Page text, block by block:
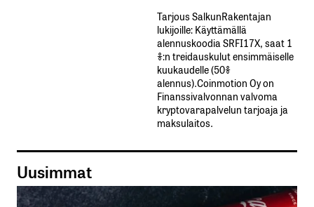
Tarjous SalkunRakentajan
lukijoille: Käyttämällä​ ​
alennuskoodia​ ​SRFI17X,​ ​saat​ ​1
%:n treidauskulut​ ​ensimmäiselle​ ​
kuukaudelle​ ​(50%​ ​
alennus).Coinmotion Oy on
Finanssivalvonnan valvoma
kryptovarapalvelun tarjoaja ja
maksulaitos.
Uusimmat